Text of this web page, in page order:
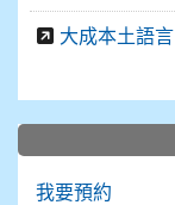
大成本土語言
我要預約